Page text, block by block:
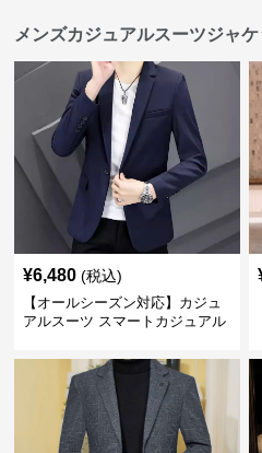
メンズカジュアルスーツジャ
¥6,480 (税込)
【オールシーズン対応】カジュ
アルスーツ スマートカジュアル